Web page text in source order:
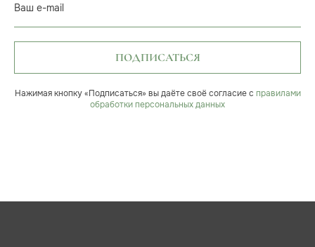
Ваш e-mail
ПОДПИСАТЬСЯ
Нажимая кнопку «Подписаться» вы даёте своё согласие с правилами
обработки персональных данных